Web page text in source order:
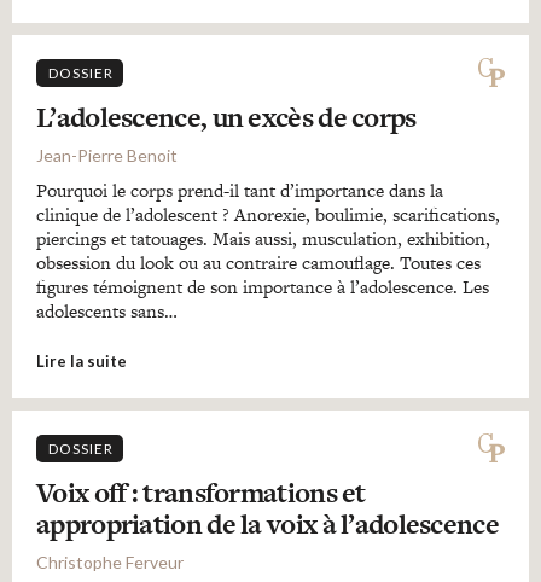
DOSSIER
L’adolescence, un excès de corps
Jean-Pierre Benoit
Pourquoi le corps prend-il tant d’importance dans la
clinique de l’adolescent ? Anorexie, boulimie, scarifications,
piercings et tatouages. Mais aussi, musculation, exhibition,
obsession du look ou au contraire camouflage. Toutes ces
figures témoignent de son importance à l’adolescence. Les
adolescents sans…
Lire la suite
DOSSIER
Voix off : transformations et
appropriation de la voix à l’adolescence
Christophe Ferveur